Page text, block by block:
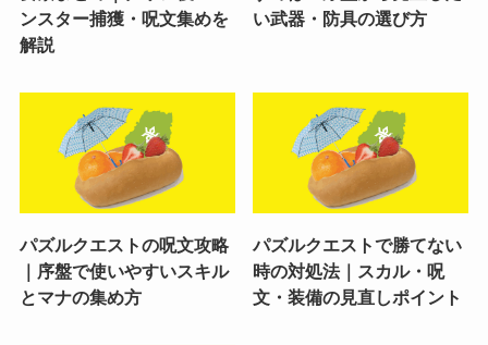
ンスター捕獲・呪文集めを
解説
い武器・防具の選び方
パズルクエストの呪文攻略
｜序盤で使いやすいスキル
とマナの集め方
パズルクエストで勝てない
時の対処法｜スカル・呪
文・装備の見直しポイント